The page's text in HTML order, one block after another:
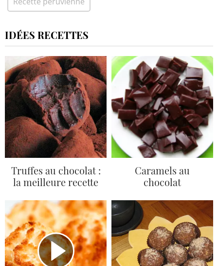
IDÉES RECETTES
Truffes au chocolat :
la meilleure recette
Caramels au
chocolat